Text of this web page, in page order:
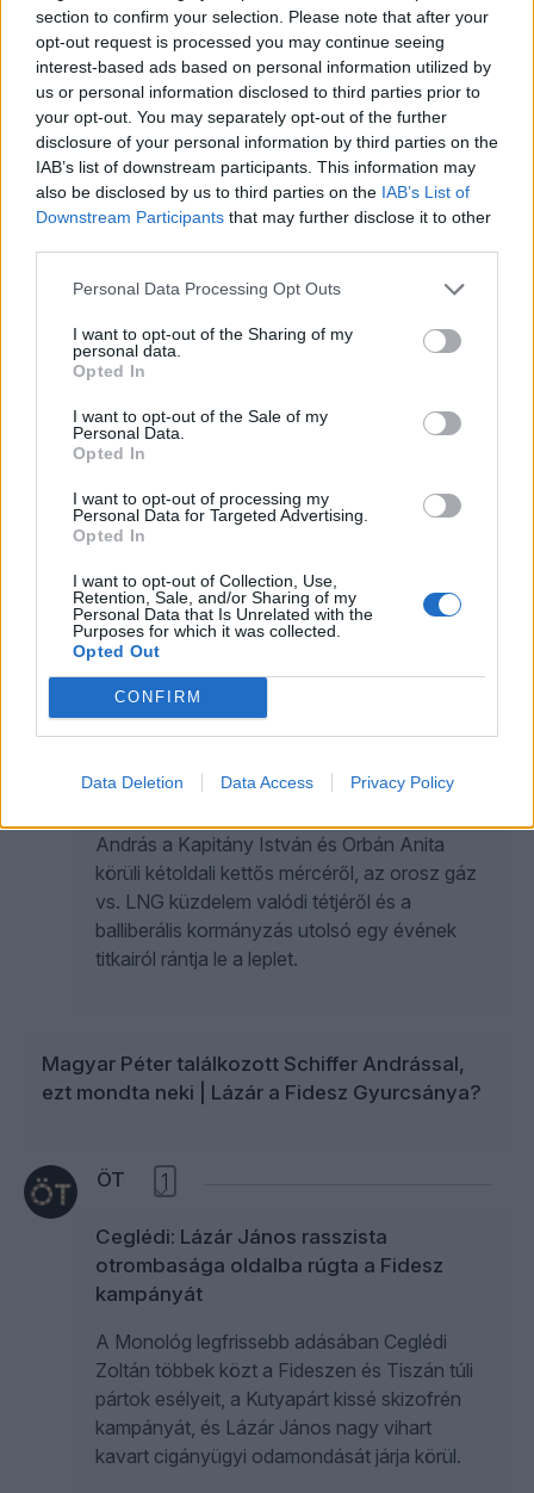
section to confirm your selection. Please note that after your
opt-out request is processed you may continue seeing
interest-based ads based on personal information utilized by
us or personal information disclosed to third parties prior to
your opt-out. You may separately opt-out of the further
disclosure of your personal information by third parties on the
IAB’s list of downstream participants. This information may
also be disclosed by us to third parties on the IAB’s List of
Downstream Participants that may further disclose it to other
Personal Data Processing Opt Outs
I want to opt-out of the Sharing of my
personal data.
Opted In
I want to opt-out of the Sale of my
Personal Data.
Opted In
I want to opt-out of processing my
Personal Data for Targeted Advertising.
Opted In
I want to opt-out of Collection, Use,
Retention, Sale, and/or Sharing of my
Personal Data that Is Unrelated with the
Purposes for which it was collected.
Opted Out
CONFIRM
Data Deletion Data Access Privacy Policy
zengett, hogy „Mocskos Fidesz!”
Akkora felhajtás volt Kapitány István
megjelenése miatt, hogy elvárható lett volna,
valami izgalmas globális, multinacionális
professzionális gazdasági tervet kapunk a
Tisza Párttól.
Orbán Anita és Kapitány István megjelenése
nyíltan lobbistákat tesz a kirakatba.
Természetesen azt is jelenti. Ugyanakkor
egyben, és ez összefügg mind a nemzetközi,
mind a hazai viszonyokkal. A két említett
csak megjelenítik ezt a konfliktust.
ÖT 4
Schiffer rámutat, mi állhatott valójában
Gyurcsány lemondása mögött
András a Kapitány István és Orbán Anita
körüli kétoldali kettős mércéről, az orosz gáz
vs. LNG küzdelem valódi tétjéről és a
balliberális kormányzás utolsó egy évének
titkairól rántja le a leplet.
Magyar Péter találkozott Schiffer Andrással,
ezt mondta neki | Lázár a Fidesz Gyurcsánya?
ÖT 1
Ceglédi: Lázár János rasszista
otrombasága oldalba rúgta a Fidesz
kampányát
A Monológ legfrissebb adásában Ceglédi
Zoltán többek közt a Fideszen és Tiszán túli
pártok esélyeit, a Kutyapárt kissé skizofrén
kampányát, és Lázár János nagy vihart
kavart cigányügyi odamondását járja körül.